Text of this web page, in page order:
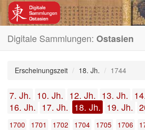
Digitale Sammlungen: Ostasien
Erscheinungszeit 18. Jh. 1744
7. Jh. 10. Jh. 12. Jh. 13. Jh.
16. Jh. 17. Jh. 18. Jh. 19. Jh.
1700 1701 1702 1704 1705 1706